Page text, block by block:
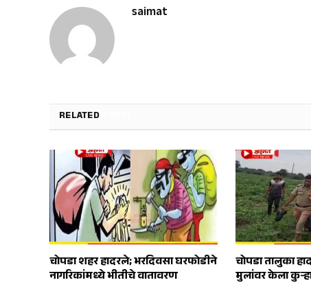
saimat
RELATED
चोपडा शहर हादरले; भरदिवसा घरफोडीने
नागरिकांमध्ये भीतीचे वातावरण
चोपडा तालुका
मुलांवर केला